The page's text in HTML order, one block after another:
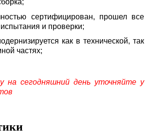
сертифицирован, прошел все
и проверки;
как в технической, так
частях;
на сегодняшний день уточняйте у